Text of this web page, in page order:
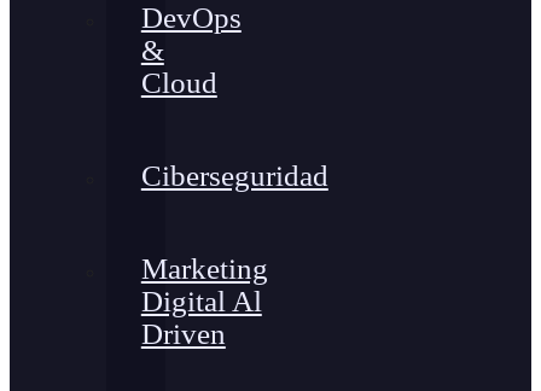
DevOps
&
Cloud
Ciberseguridad
Marketing
Digital Al
Driven